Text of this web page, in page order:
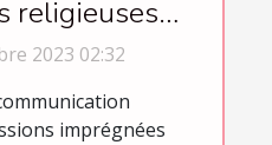
religieuses
des
2023 02:32
imprégnées